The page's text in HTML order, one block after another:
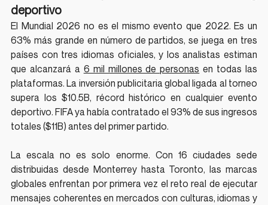
deportivo
El Mundial 2026 no es el mismo evento que 2022. Es un
63% más grande en número de partidos, se juega en tres
países con tres idiomas oficiales, y los analistas estiman
que alcanzará a 6 mil millones de personas en todas las
plataformas. La inversión publicitaria global ligada al torneo
supera los $10.5B, récord histórico en cualquier evento
deportivo. FIFA ya había contratado el 93% de sus ingresos
totales ($11B) antes del primer partido.
La escala no es solo enorme. Con 16 ciudades sede
distribuidas desde Monterrey hasta Toronto, las marcas
globales enfrentan por primera vez el reto real de ejecutar
mensajes coherentes en mercados con culturas, idiomas y